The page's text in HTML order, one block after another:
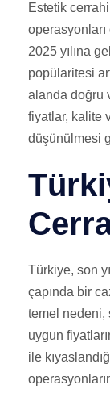
Estetik
2025 yılına
popülaritesi
alanda doğru
fiyatlar, kalite
düşünülmesi
Türkiye, son
çapında bir
temel nedeni,
uygun
ile